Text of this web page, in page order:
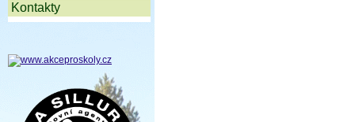
Kontakty